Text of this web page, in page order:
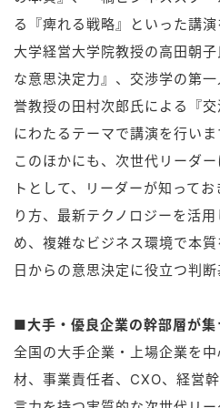
る『痺れる戦略』といった講
大学経営大学院教授の高田朝
な意思決定力』、交渉学の第
誉教授の田村次郎氏による『
にわたるテーマで講演を行いま
このほかにも、次世代リーダ
トとして、リーダーが知って
り方、最新テクノロジーを活
め、複雑なビジネス環境で本
日からの意思決定に役立つ判断
■大手・優良企業の幹部層が集
全国の大手企業・上場企業を
材、事業責任者、CXO、経営